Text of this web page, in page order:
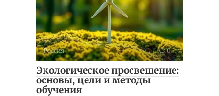
Россия 0
Экологическое просвещение:
основы, цели и методы
обучения